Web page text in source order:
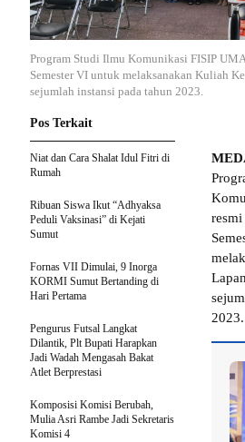
Program Studi Ilmu Komunikasi FISIP
Semester VI untuk melaksanakan Kuliah
sejumlah instansi pada tahun 2023.
resmi
2023.
Pos Terkait
Niat dan Cara Shalat Idul Fitri di
Rumah
Ribuan Siswa Ikut “Adhyaksa
Peduli Vaksinasi” di Kejati
Sumut
Fornas VII Dimulai, 9 Inorga
KORMI Sumut Bertanding di
Hari Pertama
Pengurus Futsal Langkat
Dilantik, Plt Bupati Harapkan
Jadi Wadah Mengasah Bakat
Atlet Berprestasi
Komposisi Komisi Berubah,
Mulia Asri Rambe Jadi Sekretaris
Komisi 4